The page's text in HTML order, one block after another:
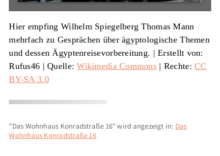
Hier empfing Wilhelm Spiegelberg Thomas Mann
mehrfach zu Gesprächen über ägyptologische Themen
und dessen Ägyptenreisevorbereitung. |Erstellt von:
Rufus46 |Quelle:Wikimedia Commons | Rechte:CC
BY-SA 3.0
"Das Wohnhaus Konradstraße 16" wird angezeigt in: Das
Wohnhaus Konradstraße 16